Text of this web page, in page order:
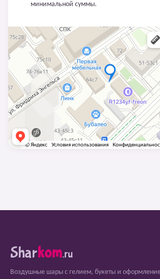
минимальной суммы.
Sharkom.ru
Воздушные шары с гелием, букеты и